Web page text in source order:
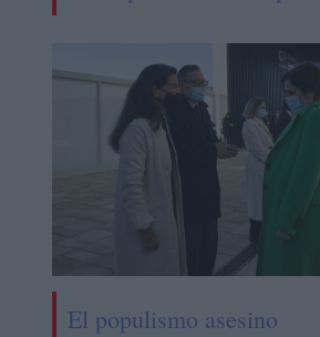
El populismo asesino